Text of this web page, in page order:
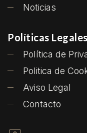
Noticias
Políticas Legales
Política de
Politica de
Aviso Legal
Contacto